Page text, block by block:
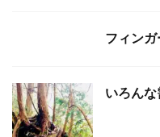
フィン
いろん